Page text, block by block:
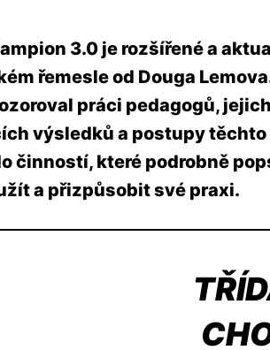
3.0 je rozšířené a
řemesle od Douga
práci pedagogů,
výsledků a postupy
činností, které podrobně
a přizpůsobit své praxi.